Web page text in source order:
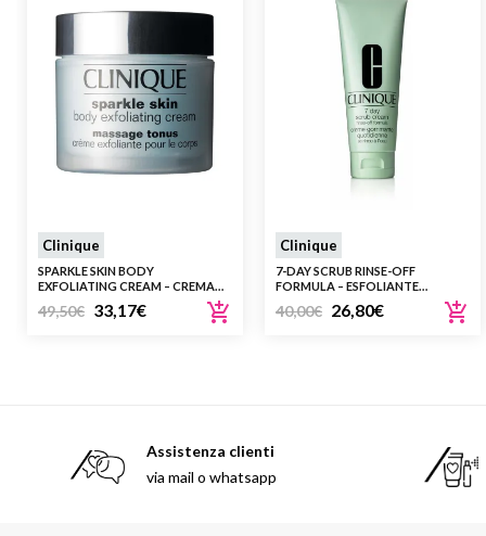
Clinique
SPARKLE SKIN BODY
EXFOLIATING CREAM – CREMA
ESFOLIANTE PER IL CORPO IN
BARATTOLO
49,50€ 33,17€
Clinique
7-DAY SCRUB RINSE-OFF
FORMULA – ESFOLIANTE
TUTTI I TIPI DI PELLE
40,00€ 26,80€
Assistenza clienti
via mail o whatsapp